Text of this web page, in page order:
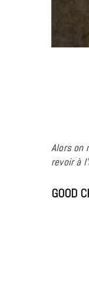
Alors on
revoir à
GOOD